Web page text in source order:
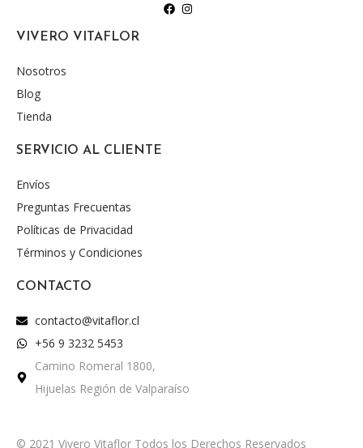
VIVERO VITAFLOR
Nosotros
Blog
Tienda
SERVICIO AL CLIENTE
Envíos
Preguntas Frecuentas
Políticas de Privacidad
Términos y Condiciones
CONTACTO
contacto@vitaflor.cl
+56 9 3232 5453
Camino Romeral 1800,
Hijuelas Región de Valparaíso
© 2021 Vivero Vitaflor Todos los Derechos Reservados